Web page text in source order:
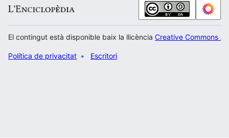
El contingut està disponible baix la llicència Creative Commons
Política de privacitat Escritori